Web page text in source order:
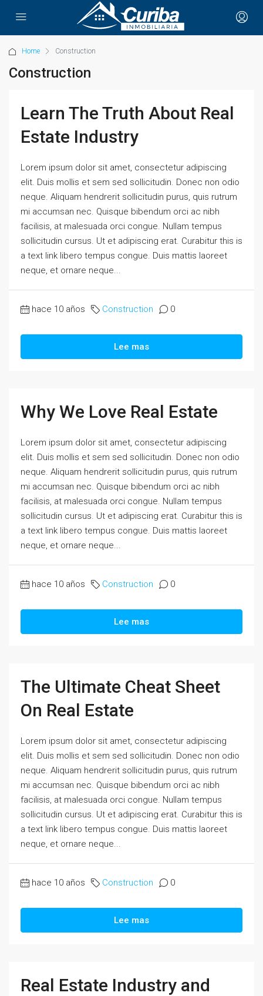
Home Construction
Construction
Learn The Truth About Real
Estate Industry
Lorem ipsum dolor sit amet, consectetur adipiscing
elit. Duis mollis et sem sed sollicitudin. Donec non odio
neque. Aliquam hendrerit sollicitudin purus, quis rutrum
mi accumsan nec. Quisque bibendum orci ac nibh
facilisis, at malesuada orci congue. Nullam tempus
sollicitudin cursus. Ut et adipiscing erat. Curabitur this is
a text link libero tempus congue. Duis mattis laoreet
neque, et ornare neque...
hace 10 años Construction 0
Lee mas
Why We Love Real Estate
Lorem ipsum dolor sit amet, consectetur adipiscing
elit. Duis mollis et sem sed sollicitudin. Donec non odio
neque. Aliquam hendrerit sollicitudin purus, quis rutrum
mi accumsan nec. Quisque bibendum orci ac nibh
facilisis, at malesuada orci congue. Nullam tempus
sollicitudin cursus. Ut et adipiscing erat. Curabitur this is
a text link libero tempus congue. Duis mattis laoreet
neque, et ornare neque...
hace 10 años Construction 0
Lee mas
The Ultimate Cheat Sheet
On Real Estate
Lorem ipsum dolor sit amet, consectetur adipiscing
elit. Duis mollis et sem sed sollicitudin. Donec non odio
neque. Aliquam hendrerit sollicitudin purus, quis rutrum
mi accumsan nec. Quisque bibendum orci ac nibh
facilisis, at malesuada orci congue. Nullam tempus
sollicitudin cursus. Ut et adipiscing erat. Curabitur this is
a text link libero tempus congue. Duis mattis laoreet
neque, et ornare neque...
hace 10 años Construction 0
Lee mas
Real Estate Industry and